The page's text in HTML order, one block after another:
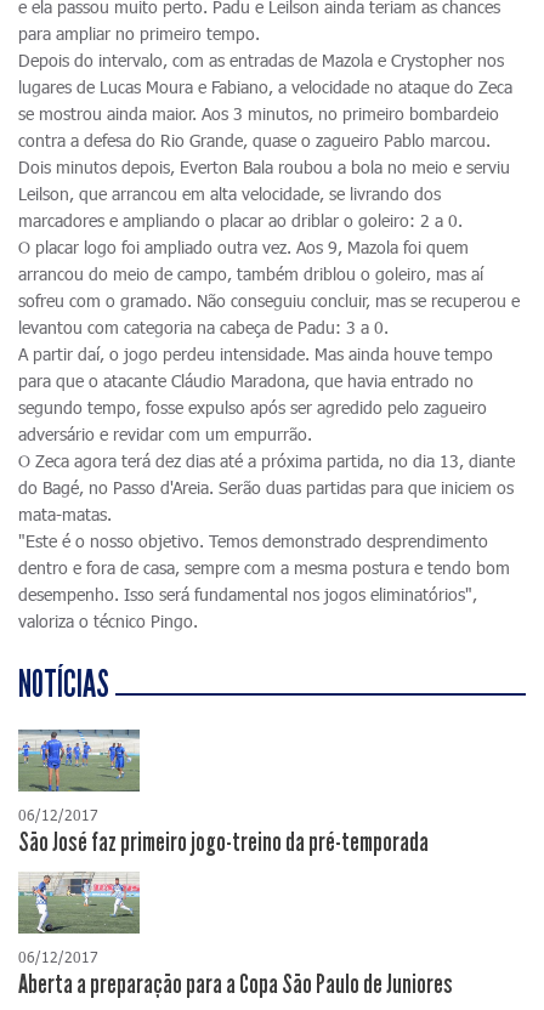
e ela passou muito perto. Padu e Leilson ainda teriam as chances
para ampliar no primeiro tempo.
Depois do intervalo, com as entradas de Mazola e Crystopher nos
lugares de Lucas Moura e Fabiano, a velocidade no ataque do Zeca
se mostrou ainda maior. Aos 3 minutos, no primeiro bombardeio
contra a defesa do Rio Grande, quase o zagueiro Pablo marcou.
Dois minutos depois, Everton Bala roubou a bola no meio e serviu
Leilson, que arrancou em alta velocidade, se livrando dos
marcadores e ampliando o placar ao driblar o goleiro: 2 a 0.
O placar logo foi ampliado outra vez. Aos 9, Mazola foi quem
arrancou do meio de campo, também driblou o goleiro, mas aí
sofreu com o gramado. Não conseguiu concluir, mas se recuperou e
levantou com categoria na cabeça de Padu: 3 a 0.
A partir daí, o jogo perdeu intensidade. Mas ainda houve tempo
para que o atacante Cláudio Maradona, que havia entrado no
segundo tempo, fosse expulso após ser agredido pelo zagueiro
adversário e revidar com um empurrão.
O Zeca agora terá dez dias até a próxima partida, no dia 13, diante
do Bagé, no Passo d'Areia. Serão duas partidas para que iniciem os
mata-matas.
"Este é o nosso objetivo. Temos demonstrado desprendimento
dentro e fora de casa, sempre com a mesma postura e tendo bom
desempenho. Isso será fundamental nos jogos eliminatórios",
valoriza o técnico Pingo.
NOTÍCIAS
06/12/2017
São José faz primeiro jogo-treino da pré-temporada
06/12/2017
Aberta a preparação para a Copa São Paulo de Juniores